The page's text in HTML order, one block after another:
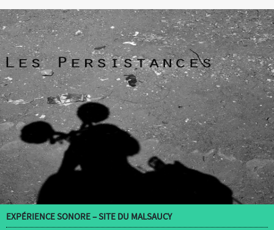
EXPÉRIENCE SONORE – SITE DU MALSAUCY